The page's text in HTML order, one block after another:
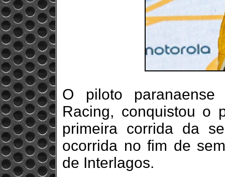
O piloto
Racing, conquistou o
primeira corrida da
ocorrida no fim de
de Interlagos.